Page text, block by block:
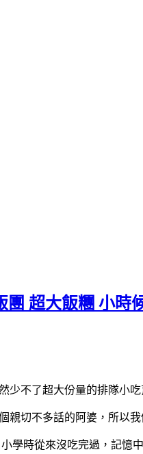
團 超大飯糰 小
少不了超大份量的排隊小吃
切不多話的阿婆，所以我
學時從來沒吃完過，記